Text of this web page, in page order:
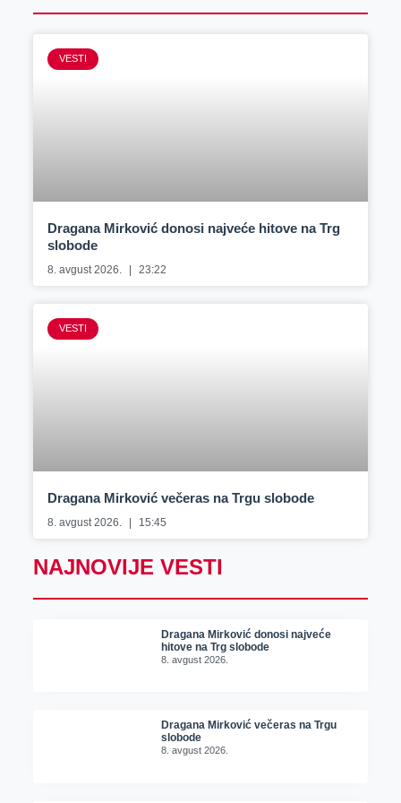
VESTI
Dragana Mirković donosi najveće hitove na Trg
slobode
8. avgust 2026. 23:22
VESTI
Dragana Mirković večeras na Trgu slobode
8. avgust 2026. 15:45
NAJNOVIJE VESTI
Dragana Mirković donosi najveće
hitove na Trg slobode
8. avgust 2026.
Dragana Mirković večeras na Trgu
slobode
8. avgust 2026.